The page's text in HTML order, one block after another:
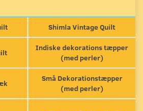
Shimla Vintage Quilt
Indiske dekorations tæpper
(med perler)
Små Dekorationstæpper
(med perler)